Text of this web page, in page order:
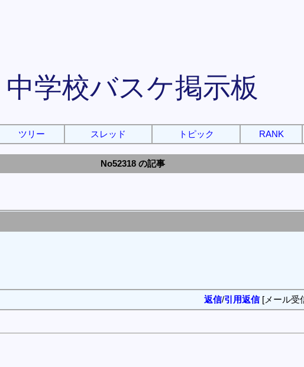
中学校バスケ掲示板
ツリー スレッド トピック RANK
No52318 の記事
返信/引用返信[メール受